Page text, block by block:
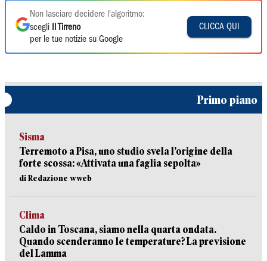
Non lasciare decidere l'algoritmo:
scegli
Il Tirreno
per le tue notizie su Google
CLICCA QUI
Primo piano
Sisma
Terremoto a Pisa, uno studio svela l’origine della
forte scossa: «Attivata una faglia sepolta»
di Redazione wweb
Clima
Caldo in Toscana, siamo nella quarta ondata.
Quando scenderanno le temperature? La previsione
del Lamma